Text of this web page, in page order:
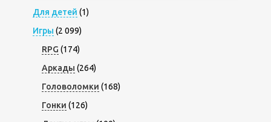
Для детей (1)
Игры (2 099)
RPG (174)
Аркады (264)
Головоломки (168)
Гонки (126)